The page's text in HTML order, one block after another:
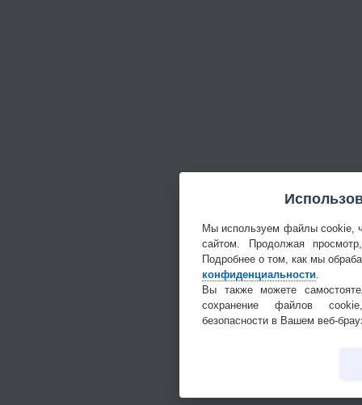
Мы используем файлы cookie,
сайтом. Продолжая
Подробнее о том, как мы
конфиденциальности
Вы также можете
сохранение файлов
безопасности в Вашем веб-